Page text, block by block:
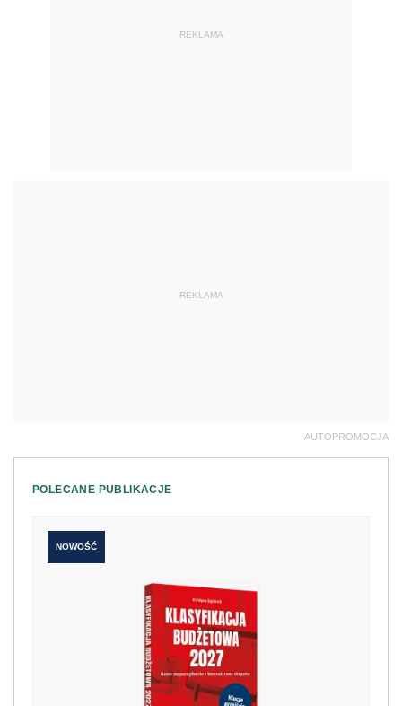
REKLAMA
REKLAMA
AUTOPROMOCJA
POLECANE PUBLIKACJE
NOWOŚĆ